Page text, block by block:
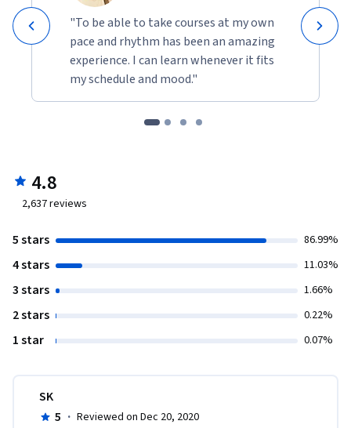
"To be able to take courses at my own
pace and rhythm has been an amazing
experience. I can learn whenever it fits
my schedule and mood."
4.8
2,637reviews
5 stars 86.99%
4 stars 11.03%
3 stars 1.66%
2 stars 0.22%
1 star 0.07%
SK
5 · Reviewed on Dec 20, 2020